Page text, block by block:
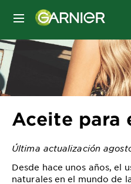
MENÚ
Aceite para
Última actualización
Desde hace unos años, el
naturales en el mundo de